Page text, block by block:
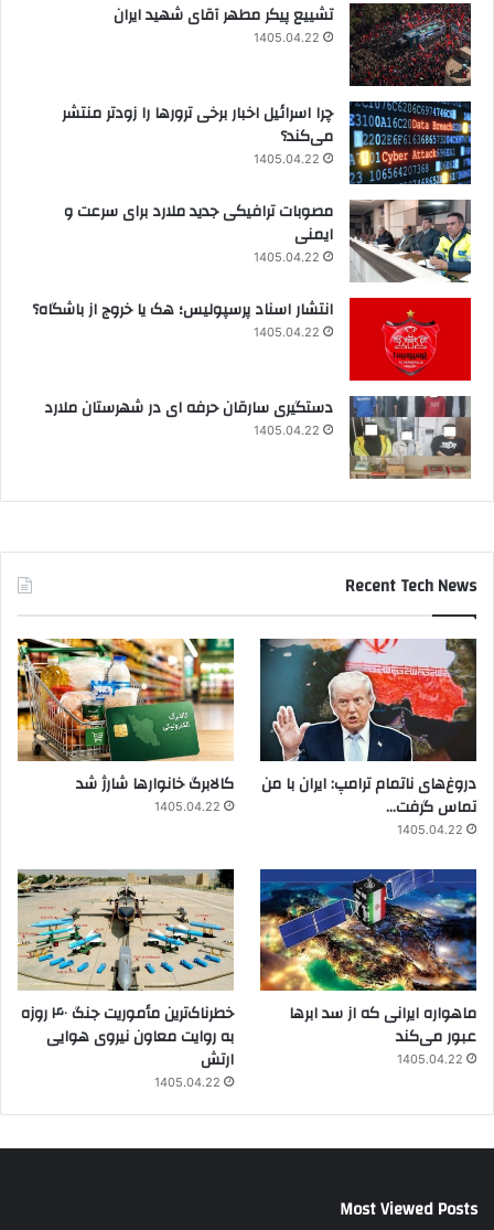
تشییع پیکر مطهر آقای شهید ایران
1405.04.22
چرا اسرائیل اخبار برخی ترورها را زودتر منتشر
می‌کند؟
1405.04.22
مصوبات ترافیکی جدید ملارد برای سرعت و
ایمنی
1405.04.22
انتشار اسناد پرسپولیس؛ هک یا خروج از باشگاه؟
1405.04.22
دستگیری سارقان حرفه ای در شهرستان ملارد
1405.04.22
Recent Tech News
دروغ‌های ناتمام ترامپ: ایران با من
تماس گرفت…
1405.04.22
کالابرگ خانوارها شارژ شد
1405.04.22
ماهواره ایرانی که از سد ابرها
عبور می‌کند
1405.04.22
خطرناک‌ترین مأموریت جنگ ۴۰ روزه
به روایت معاون نیروی هوایی
ارتش
1405.04.22
Most Viewed Posts